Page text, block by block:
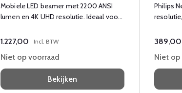
Mobiele LED beamer met 2200 ANSI
lumen en 4K UHD resolutie. Ideaal voor
1.227,00 Incl. BTW
Niet op voorraad
Bekijken
Philips
389,00
Niet op